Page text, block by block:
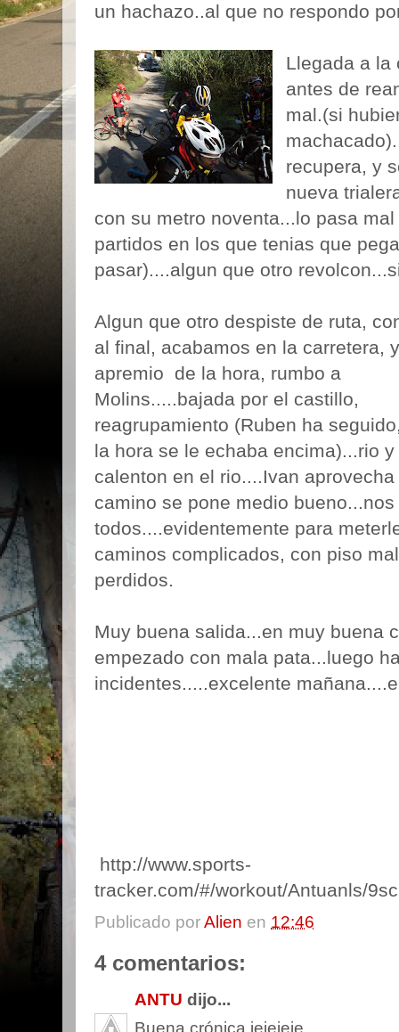
un hachazo..al que no respondo
Llegada a la
antes de
mal.(si
recupera, y
nueva
con su metro noventa...lo pasa
partidos en los que tenias que
pasar)....algun que otro
Algun que otro despiste de ruta,
al final, acabamos en la carretera,
apremio de la hora, rumbo a
Molins.....bajada por el castillo,
reagrupamiento (Ruben ha
la hora se le echaba encima)...rio
calenton en el rio....Ivan
camino se pone medio
todos....evidentemente para
caminos complicados, con piso
perdidos.
Muy buena salida...en muy buena
empezado con mala pata...luego
incidentes.....excelente
http://www.sports-
tracker.com/#/workout/Antuanls/
Publicado porAlien en 12:46
4 comentarios:
ANTU dijo...
Buena crónica jejejeje.